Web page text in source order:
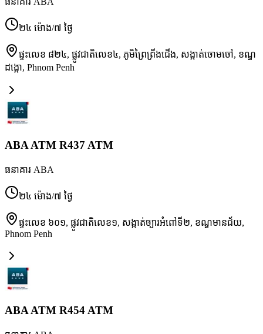
២៤ ម៉ោង/៧ ថ្ងៃ
ផ្ទះលេខ ៨២៤, ផ្លូវជាតិលេខ៤, ភូមិព្រៃព្រីងជើង, សង្កាត់ចោមចៅ, ខណ្ឌ
ដង្កោ, Phnom Penh
ABA ATM R437 ATM
ធនាគារ ABA
២៤ ម៉ោង/៧ ថ្ងៃ
ផ្ទះលេខ ៦០១, ផ្លូវជាតិលេខ១, សង្កាត់ច្បារអំពៅទី២, ខណ្ឌមានជ័យ,
Phnom Penh
ABA ATM R454 ATM